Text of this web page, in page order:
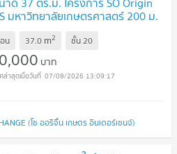
มหาวิทยาลัยเกษตรศาสตร์ 200 ม.
น 37.0 m2 ชั้น20
บาท
07/08/2026 13:09:17
(โซ ออริจิ้น เกษตร อินเตอร์เชนจ์)